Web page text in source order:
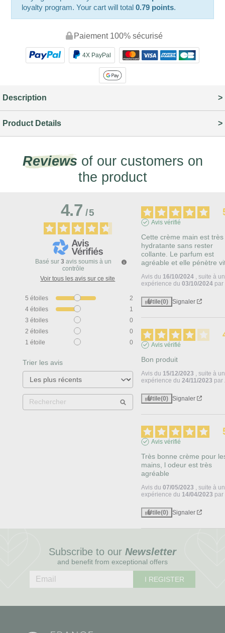
loyalty program. Your cart will total0.79 points.
Paiement 100% sécurisé
4X PayPal
Description
Product Details
Reviews of our customers on
the product
4.7/5
Basé sur 3 avis soumis à un
contrôle
Voir tous les avis sur ce site
5 étoiles
2
4 étoiles
1
3 étoiles
0
2 étoiles
0
1 étoile 0
Trier les avis
Avis vérifié
Cette crème main est très
hydratante sans rester
collante. Le parfum est
agréable et elle pénètre
Avis du 16/10/2024
, suite à
expérience du03/10/2024 par
Utile(0) Signaler
Avis vérifié
Bon produit
Avis du 15/12/2023
, suite à
expérience du24/11/2023 par
Utile(0) Signaler
Avis vérifié
Très bonne crème pour
mains, l odeur est très
agréable
Avis du07/05/2023
, suite à
expérience du 14/04/2023 par
Utile(0) Signaler
Subscribe to our Newsletter
and benefit from exceptional offers
I REGISTER